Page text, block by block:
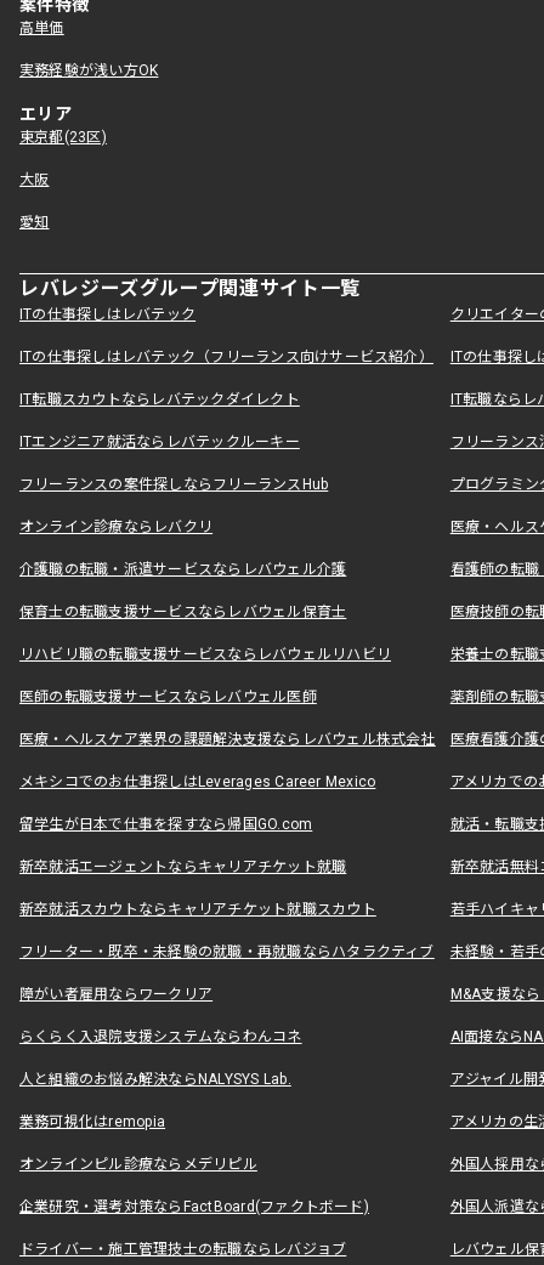
案件特徴
高単価
実務経験が浅い方OK
エリア
東京都(23区)
大阪
愛知
レバレジーズグループ関連サイト一覧
ITの仕事探しはレバテック クリエイタ
ITの仕事探しはレバテック（フリーランス向けサービス紹介） ITの仕事探
IT転職スカウトならレバテックダイレクト IT転職なら
ITエンジニア就活ならレバテックルーキー フリーラン
フリーランスの案件探しならフリーランスHub プログラミ
オンライン診療ならレバクリ 医療・ヘル
介護職の転職・派遣サービスならレバウェル介護 看護師の転
保育士の転職支援サービスならレバウェル保育士 医療技師の
リハビリ職の転職支援サービスならレバウェルリハビリ 栄養士の転
医師の転職支援サービスならレバウェル医師 薬剤師の転
医療・ヘルスケア業界の課題解決支援ならレバウェル株式会社 医療看護介
メキシコでのお仕事探しはLeverages Career Mexico アメリカで
留学生が日本で仕事を探すなら帰国GO.com 就活・転職
新卒就活エージェントならキャリアチケット就職 新卒就活無料
新卒就活スカウトならキャリアチケット就職スカウト 若手ハイキ
フリーター・既卒・未経験の就職・再就職ならハタラクティブ 未経験・若手
障がい者雇用ならワークリア M&A支援な
らくらく入退院支援システムならわんコネ AI面接なら
人と組織のお悩み解決ならNALYSYS Lab. アジャイル
業務可視化はremopia アメリカの
オンラインピル診療ならメデリピル 外国人採用
企業研究・選考対策ならFactBoard(ファクトボード) 外国人派遣な
ドライバー・施工管理技士の転職ならレバジョブ レバウェル